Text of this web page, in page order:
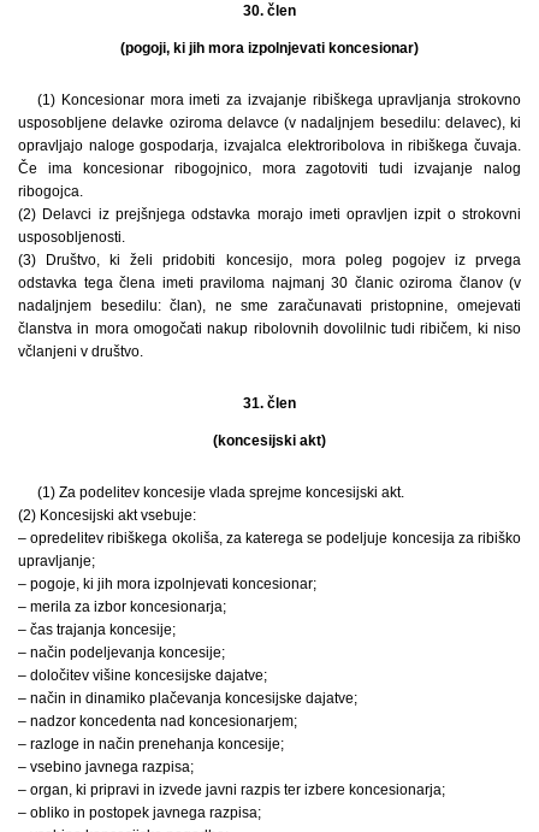
30. člen
(pogoji, ki jih mora izpolnjevati koncesionar)
(1) Koncesionar mora imeti za izvajanje ribiškega upravljanja strokovno
usposobljene delavke oziroma delavce (v nadaljnjem besedilu: delavec), ki
opravljajo naloge gospodarja, izvajalca elektroribolova in ribiškega čuvaja.
Če ima koncesionar ribogojnico, mora zagotoviti tudi izvajanje nalog
ribogojca.
(2) Delavci iz prejšnjega odstavka morajo imeti opravljen izpit o strokovni
usposobljenosti.
(3) Društvo, ki želi pridobiti koncesijo, mora poleg pogojev iz prvega
odstavka tega člena imeti praviloma najmanj 30 članic oziroma članov (v
nadaljnjem besedilu: član), ne sme zaračunavati pristopnine, omejevati
članstva in mora omogočati nakup ribolovnih dovolilnic tudi ribičem, ki niso
včlanjeni v društvo.
31. člen
(koncesijski akt)
(1) Za podelitev koncesije vlada sprejme koncesijski akt.
(2) Koncesijski akt vsebuje:
– opredelitev ribiškega okoliša, za katerega se podeljuje koncesija za ribiško
upravljanje;
– pogoje, ki jih mora izpolnjevati koncesionar;
– merila za izbor koncesionarja;
– čas trajanja koncesije;
– način podeljevanja koncesije;
– določitev višine koncesijske dajatve;
– način in dinamiko plačevanja koncesijske dajatve;
– nadzor koncedenta nad koncesionarjem;
– razloge in način prenehanja koncesije;
– vsebino javnega razpisa;
– organ, ki pripravi in izvede javni razpis ter izbere koncesionarja;
– obliko in postopek javnega razpisa;